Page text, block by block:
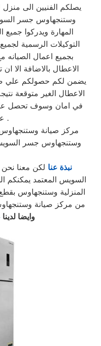
يصلكم الفنيين الى
وستنجهاوس جسر
المهارة ويدركوا
التوكيلات الرسمية
بجميع اعمال
الاعطال بالاضافة
يضمن لكم حصولكم علي
الاعطال الغير متوقعة
في امان وسوف تحصل
عند الضرورة .
مركز صيانة
وستنجهاوس جسر
نبذة عنا لكن معنا
السويس المعتمد يمكنكم
المنزلية وستنجهاوس
من مركز صيانة
وايضا لدينا